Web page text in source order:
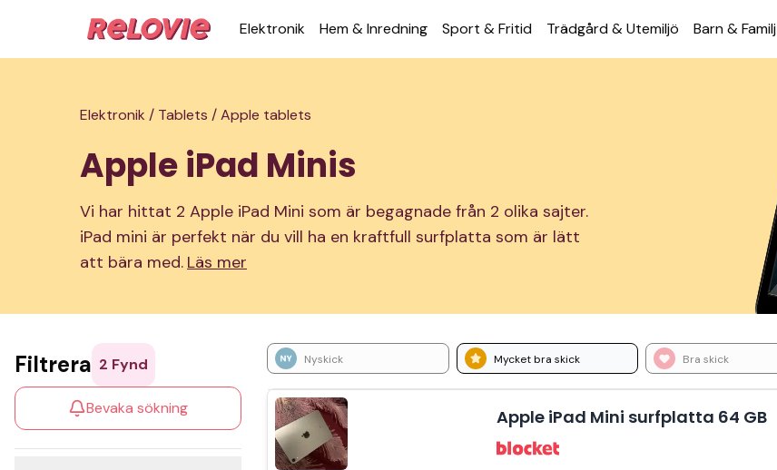
Elek­tronik Hem & Inred­ning Sport & Fritid Trädgård & Utemiljö Barn & Familj
Elektronik / Tablets /Apple tablets
Apple iPad Minis
Vi har hittat 2 Apple iPad Mini som är begagnade från 2 olika sajter.
iPad mini är perfekt när du vill ha en kraftfull surfplatta som är lätt
att bära med. Läs mer
Nyskick Mycket bra skick Bra skick
Filtrera 2 Fynd
Bevaka sökning Apple iPad Mini surfplatta 64 GB